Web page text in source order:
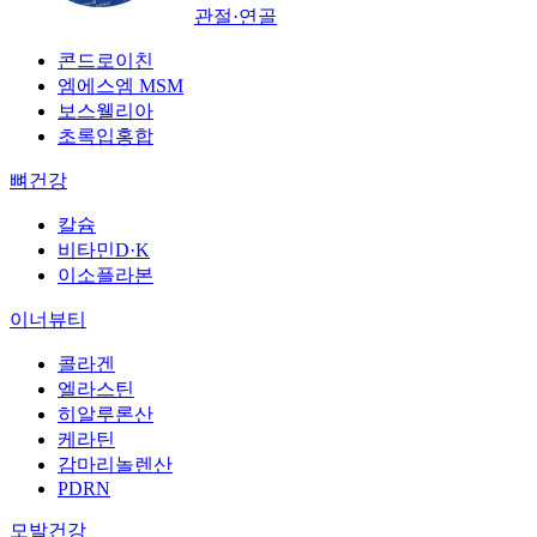
관절·연골
콘드로이친
엠에스엠 MSM
보스웰리아
초록입홍합
뼈건강
칼슘
비타민D·K
이소플라본
이너뷰티
콜라겐
엘라스틴
히알루론산
케라틴
감마리놀렌산
PDRN
모발건강